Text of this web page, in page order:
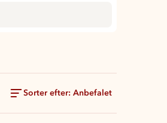
Sorter efter: Anbefalet